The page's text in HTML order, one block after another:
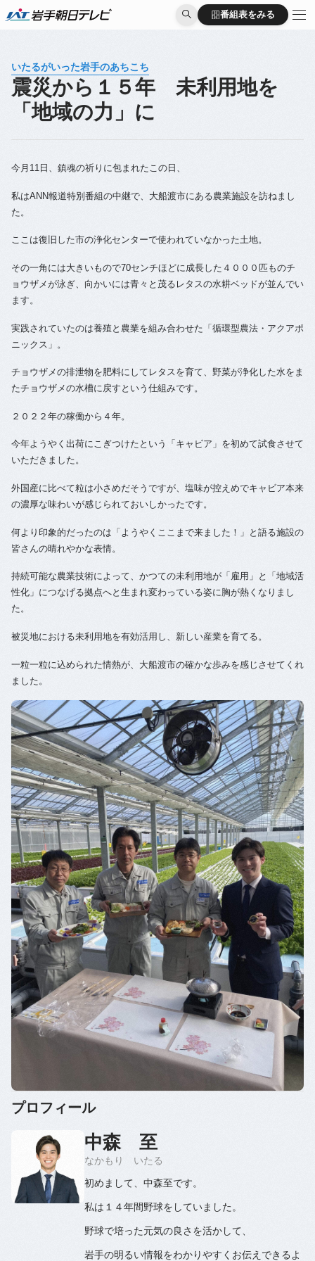
番組表をみる
番組表をみる
いたるがいった岩手のあちこち
震災から１５年 未利用地を
「地域の力」に
今月11日、鎮魂の祈りに包まれたこの日、
私はANN報道特別番組の中継で、大船渡市にある農業施設を訪ねまし
た。
ここは復旧した市の浄化センターで使われていなかった土地。
その一角には大きいもので70センチほどに成長した４０００匹ものチ
ョウザメが泳ぎ、向かいには青々と茂るレタスの水耕ベッドが並んでい
ます。
実践されていたのは養殖と農業を組み合わせた「循環型農法・アクアポ
ニックス」。
チョウザメの排泄物を肥料にしてレタスを育て、野菜が浄化した水をま
たチョウザメの水槽に戻すという仕組みです。
２０２２年の稼働から４年。
今年ようやく出荷にこぎつけたという「キャビア」を初めて試食させて
いただきました。
外国産に比べて粒は小さめだそうですが、塩味が控えめでキャビア本来
の濃厚な味わいが感じられておいしかったです。
何より印象的だったのは「ようやくここまで来ました！」と語る施設の
皆さんの晴れやかな表情。
持続可能な農業技術によって、かつての未利用地が「雇用」と「地域活
性化」につなげる拠点へと生まれ変わっている姿に胸が熱くなりまし
た。
被災地における未利用地を有効活用し、新しい産業を育てる。
一粒一粒に込められた情熱が、大船渡市の確かな歩みを感じさせてくれ
ました。
プロフィール
なかもり いたる
中森 至
初めまして、中森至です。
私は１４年間野球をしていました。
野球で培った元気の良さを活かして、
岩手の明るい情報をわかりやすくお伝えできるよ